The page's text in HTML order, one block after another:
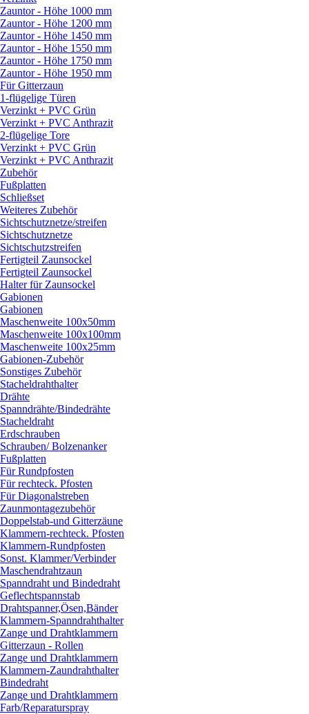
Zauntor - Höhe 1000 mm
Zauntor - Höhe 1200 mm
Zauntor - Höhe 1450 mm
Zauntor - Höhe 1550 mm
Zauntor - Höhe 1750 mm
Zauntor - Höhe 1950 mm
Für Gitterzaun
1-flügelige Türen
Verzinkt + PVC Grün
Verzinkt + PVC Anthrazit
2-flügelige Tore
Verzinkt + PVC Grün
Verzinkt + PVC Anthrazit
Zubehör
Fußplatten
Schließset
Weiteres Zubehör
Sichtschutznetze/streifen
Sichtschutznetze
Sichtschutzstreifen
Fertigteil Zaunsockel
Fertigteil Zaunsockel
Halter für Zaunsockel
Gabionen
Gabionen
Maschenweite 100x50mm
Maschenweite 100x100mm
Maschenweite 100x25mm
Gabionen-Zubehör
Sonstiges Zubehör
Stacheldrahthalter
Drähte
Spanndrähte/Bindedrähte
Stacheldraht
Erdschrauben
Schrauben/Bolzenanker
Fußplatten
Für Rundpfosten
Für rechteck. Pfosten
Für Diagonalstreben
Zaunmontagezubehör
Doppelstab-und Gitterzäune
Klammern-rechteck. Pfosten
Klammern-Rundpfosten
Sonst. Klammer/Verbinder
Maschendrahtzaun
Spanndraht und Bindedraht
Geflechtspannstab
Drahtspanner,Ösen,Bänder
Klammern-Spanndrahthalter
Zange und Drahtklammern
Gitterzaun - Rollen
Zange und Drahtklammern
Klammern-Zaundrahthalter
Bindedraht
Zange und Drahtklammern
Farb/Reparaturspray